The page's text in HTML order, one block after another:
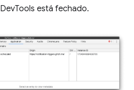
está fechado.